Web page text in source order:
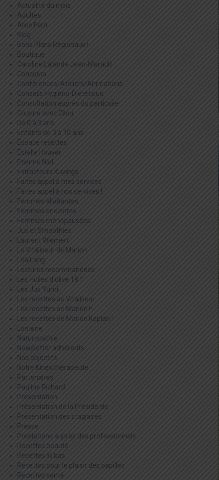
Actualité du mois
Adultes
Alice Ferri
Blog
Bons Plans Régionaux !
Boutique
Caroline Lalande Jean-Marault
Concours
Conférences/Ateliers/Animations
Conseils Hygièno-Diététique
Consultation auprès du particulier
Crusine avec Cilou
De 0 à 3 ans
Enfants de 3 à 10 ans
Espace recettes
Estelle Houver
Etienne Niel
Extracteurs Kuvings
Faites appel à mes services
Faites appel à nos services !
Femmes allaitantes
Femmes enceintes
Femmes ménopausées
Jus et Smoothies
Laurent Wiemert
Le Vitaliseur de Marion
Léa Lang
Lectures recommandées
Les Huiles d'olive 18:1
Les Jus Yumi
Les recettes au Vitaliseur
Les recettes de Marion !!
Les recettes de Marion Kaplan !
Lorraine
Naturopathie
Newsletter adhérents
Nos objectifs
Notre Kinésithérapeute
Partenaires
Pauline Richard
Présentation
Présentation de la Présidente
Présentation des stagiaires
Presse
Prestations auprès des professionnels
Recettes beauté
Recettes IG bas
Recettes pour le plaisir des papilles
Recettes santé